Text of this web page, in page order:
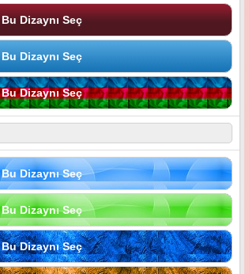
Bu Dizaynı Seç
Bu Dizaynı Seç
Bu Dizaynı Seç
Bu Dizaynı Seç
Bu Dizaynı Seç
Bu Dizaynı Seç